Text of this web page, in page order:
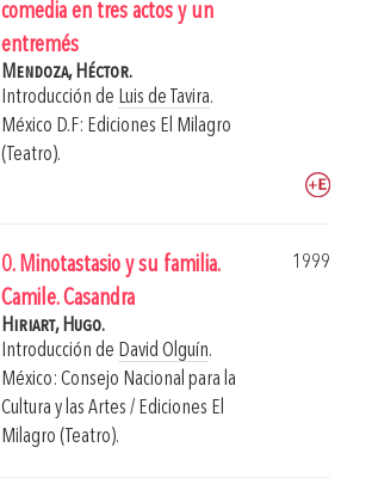
comedia en tres actos y un
entremés
Mendoza, Héctor.
Introducción de Luis de Tavira.
México D.F: Ediciones El Milagro
(Teatro).
0. Minotastasio y su familia.
Camile. Casandra
1999
Hiriart, Hugo.
Introducción de David Olguín.
México: Consejo Nacional para la
Cultura y las Artes / Ediciones El
Milagro (Teatro).